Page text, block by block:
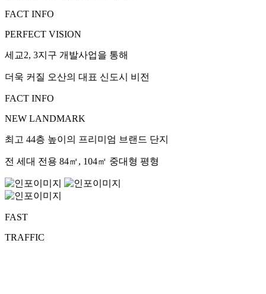
FACT INFO
PERFECT VISION
세교2, 3지구 개발사업을 통해
더욱 커질 오산의 대표 신도시 비전
FACT INFO
NEW LANDMARK
최고 44층 높이의 프리미엄 브랜드 단지
전 세대 전용 84㎡, 104㎡ 중대형 평형
FAST
TRAFFIC